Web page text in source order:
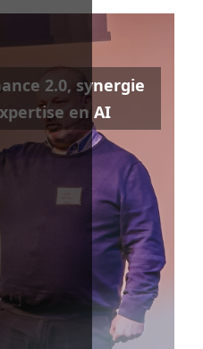
2.0, synergie
en AI